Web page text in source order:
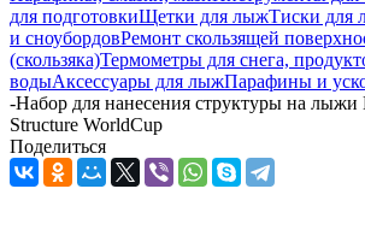
для подготовкиЩетки для лыжТиски для
и сноубордовРемонт скользящей
(скользяка)Термометры для снега,
водыАксессуары для лыжПарафины и
-Hабор для нанесения структуры на
Structure WorldCup
Поделиться